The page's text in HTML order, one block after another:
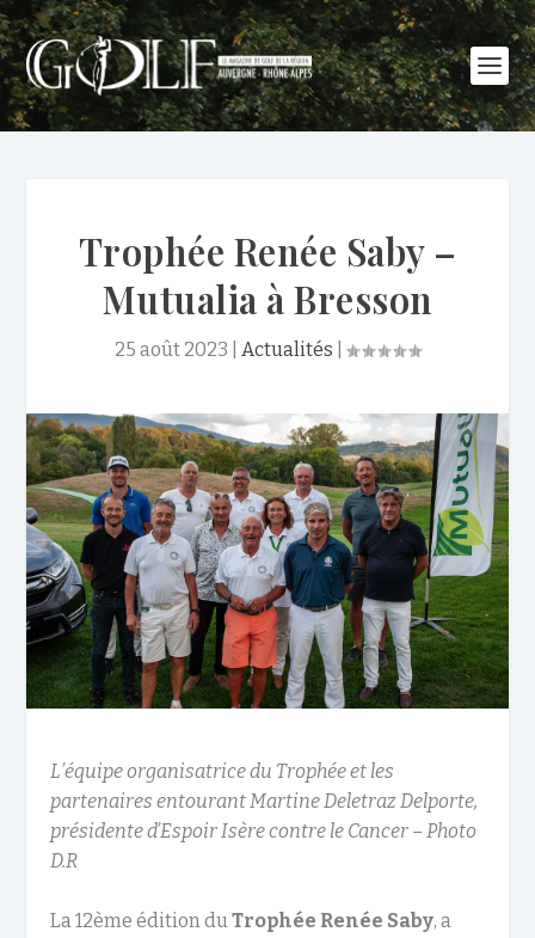
Trophée Renée Saby –
Mutualia à Bresson
25 août 2023 Actualités
L’équipe organisatrice du Trophée et les
partenaires entourant Martine Deletraz Delporte,
présidente d’Espoir Isère contre le Cancer – Photo
D.R
La 12ème édition duTrophée Renée Saby, a